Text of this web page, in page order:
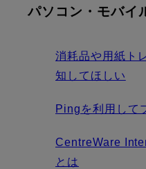
パソコン・モバイ
消耗品や用紙ト
知してほしい
Pingを利用して
CentreWare
とは